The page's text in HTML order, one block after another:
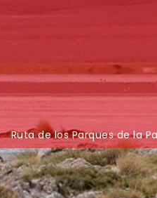
Ruta de los Parques de la